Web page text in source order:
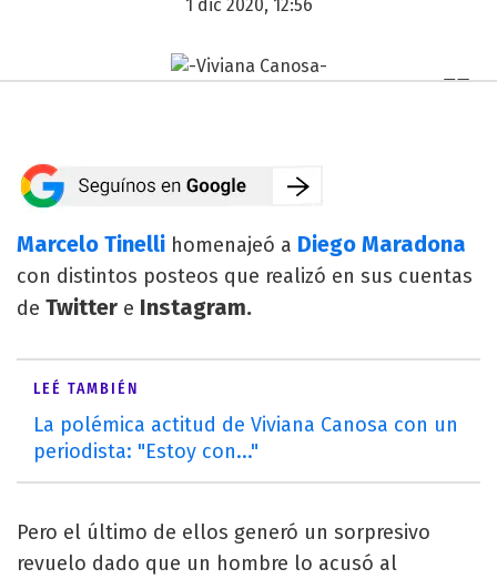
1 dic 2020, 12:56
Marcelo Tinelli homenajeó a Diego Maradona
con distintos posteos que realizó en sus cuentas
de Twitter e Instagram.
LEÉ TAMBIÉN
La polémica actitud de Viviana Canosa con un
periodista: "Estoy con..."
Pero el último de ellos generó un sorpresivo
revuelo dado que un hombre lo acusó al